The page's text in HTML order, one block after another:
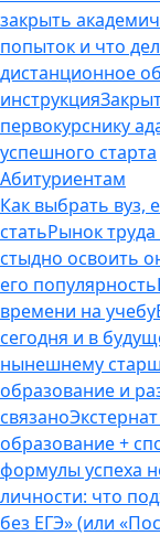
закрыть
попыток и что
дистанционное
инструкция
первокурснику
успешного старта
Абитуриентам
Как выбрать вуз,
статьРынок
стыдно освоить
его популярность
времени на учебу
сегодня и в
нынешнему
образование и
связано
образование +
формулы успеха
личности: что
без ЕГЭ» (или